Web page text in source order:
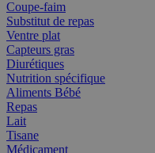
Coupe-faim
Substitut de repas
Ventre plat
Capteurs gras
Diurétiques
Nutrition spécifique
Aliments Bébé
Repas
Lait
Tisane
Médicament